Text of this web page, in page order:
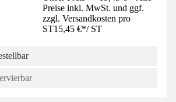
Preise inkl. MwSt. und ggf.
zzgl. Versandkosten pro
ST15,45 €*/ ST